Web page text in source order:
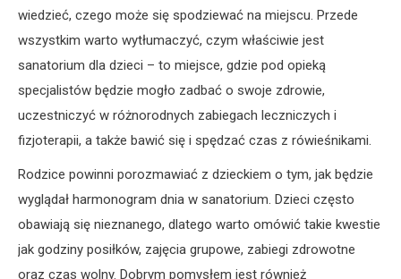
wiedzieć, czego może się spodziewać na miejscu. Przede
wszystkim warto wytłumaczyć, czym właściwie jest
sanatorium dla dzieci – to miejsce, gdzie pod opieką
specjalistów będzie mogło zadbać o swoje zdrowie,
uczestniczyć w różnorodnych zabiegach leczniczych i
fizjoterapii, a także bawić się i spędzać czas z rówieśnikami.
Rodzice powinni porozmawiać z dzieckiem o tym, jak będzie
wyglądał harmonogram dnia w sanatorium. Dzieci często
obawiają się nieznanego, dlatego warto omówić takie kwestie
jak godziny posiłków, zajęcia grupowe, zabiegi zdrowotne
oraz czas wolny. Dobrym pomysłem jest również